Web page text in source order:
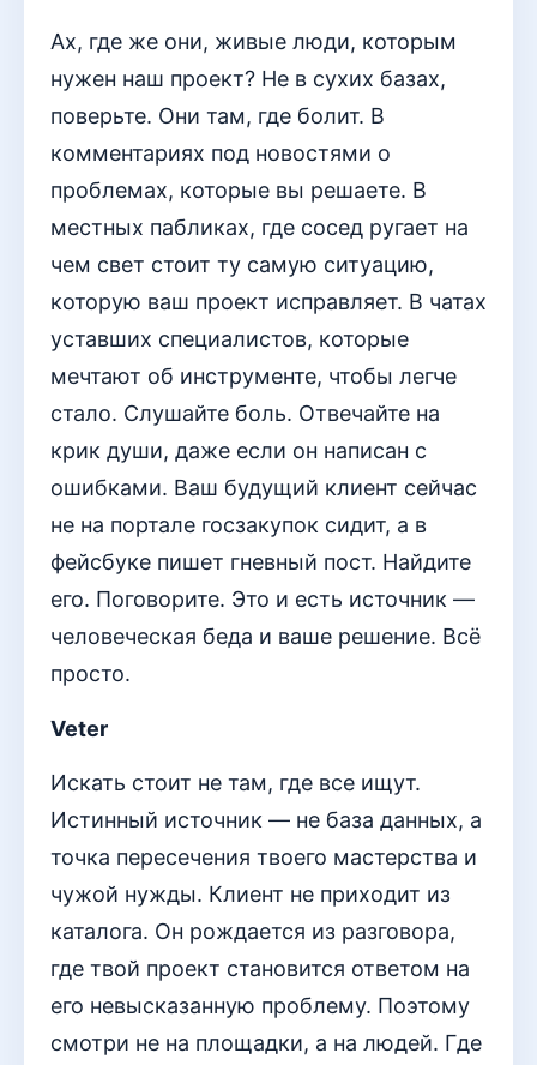
Ах, где же они, живые люди, которым
нужен наш проект? Не в сухих базах,
поверьте. Они там, где болит. В
комментариях под новостями о
проблемах, которые вы решаете. В
местных пабликах, где сосед ругает на
чем свет стоит ту самую ситуацию,
которую ваш проект исправляет. В чатах
уставших специалистов, которые
мечтают об инструменте, чтобы легче
стало. Слушайте боль. Отвечайте на
крик души, даже если он написан с
ошибками. Ваш будущий клиент сейчас
не на портале госзакупок сидит, а в
фейсбуке пишет гневный пост. Найдите
его. Поговорите. Это и есть источник —
человеческая беда и ваше решение. Всё
просто.
Veter
Искать стоит не там, где все ищут.
Истинный источник — не база данных, а
точка пересечения твоего мастерства и
чужой нужды. Клиент не приходит из
каталога. Он рождается из разговора,
где твой проект становится ответом на
его невысказанную проблему. Поэтому
смотри не на площадки, а на людей. Где